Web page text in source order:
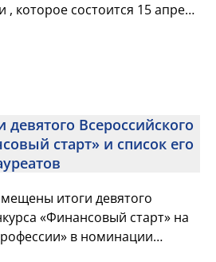
которое состоится 15 апреля
инс...
Всероссийского
старт» и список его
итоги девятого
«Финансовый старт» на
в номинации